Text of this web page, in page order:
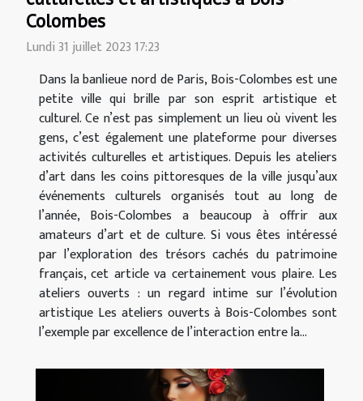
Colombes
Lundi 31 juillet 2023 17:23
Dans la banlieue nord de Paris, Bois-Colombes est une
petite ville qui brille par son esprit artistique et
culturel. Ce n’est pas simplement un lieu où vivent les
gens, c’est également une plateforme pour diverses
activités culturelles et artistiques. Depuis les ateliers
d’art dans les coins pittoresques de la ville jusqu’aux
événements culturels organisés tout au long de
l’année, Bois-Colombes a beaucoup à offrir aux
amateurs d’art et de culture. Si vous êtes intéressé
par l’exploration des trésors cachés du patrimoine
français, cet article va certainement vous plaire. Les
ateliers ouverts : un regard intime sur l’évolution
artistique Les ateliers ouverts à Bois-Colombes sont
l’exemple par excellence de l’interaction entre la...